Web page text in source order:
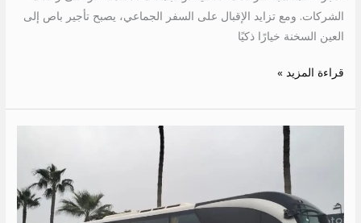
الشركات. ومع تزايد الإقبال على السفر الجماعي، يصبح تأجير باص إلى
العين السخنة خيارًا ذكيًا
قراءة المزيد »
الى